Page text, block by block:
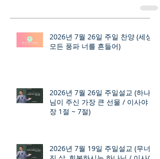
2026년 7월 26일 주일 찬양 (세상
모든 풍파 너를 흔들어)
2026년 7월 26일 주일설교 (하나
님이 주신 가장 큰 선물 / 이사야 9
장 1절 ~ 7절)
2026년 7월 19일 주일설교 (무너